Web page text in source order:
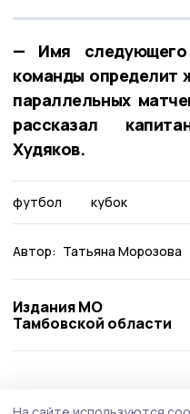
— Имя
команды определит
параллельных
рассказал
Худяков.
футбол кубок
Автор: Татьяна Морозова
Издания МО
Тамбовской области